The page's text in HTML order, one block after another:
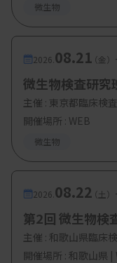
微生物
2026. 08.21（金）
微生物検査研
主催 : 東京都臨床検
開催場所 : WEB
微生物
2026. 08.22（土）
第2回 微生物検
主催 : 和歌山県臨床
開催場所 : 和歌山県 |